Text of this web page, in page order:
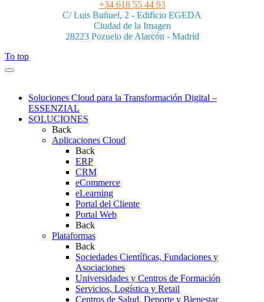
+34 618 55 44 93
C/ Luis Buñuel, 2 - Edificio EGEDA
Ciudad de la Imagen
28223 Pozuelo de Alarcón - Madrid
To top
Soluciones Cloud para la Transformación Digital –
ESSENZIAL
SOLUCIONES
Back
Aplicaciones Cloud
Back
ERP
CRM
eCommerce
eLearning
Portal del Cliente
Portal Web
Back
Plataformas
Back
Sociedades Científicas, Fundaciones y
Asociaciones
Universidades y Centros de Formación
Servicios, Logística y Retail
Centros de Salud, Deporte y Bienestar